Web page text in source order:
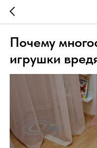
Почему
игрушки